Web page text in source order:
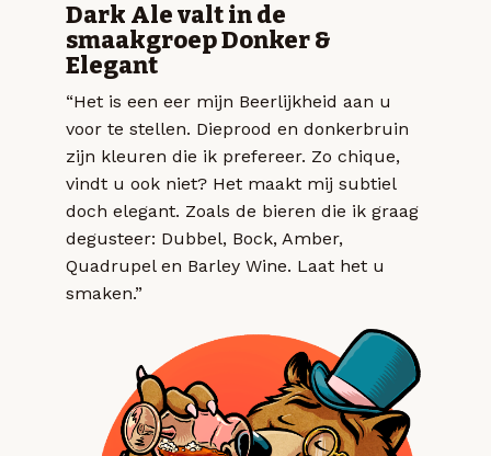
Dark Ale valt in de
smaakgroep Donker &
Elegant
“Het is een eer mijn Beerlijkheid aan u
voor te stellen. Dieprood en donkerbruin
zijn kleuren die ik prefereer. Zo chique,
vindt u ook niet? Het maakt mij subtiel
doch elegant. Zoals de bieren die ik graag
degusteer: Dubbel, Bock, Amber,
Quadrupel en Barley Wine. Laat het u
smaken.”